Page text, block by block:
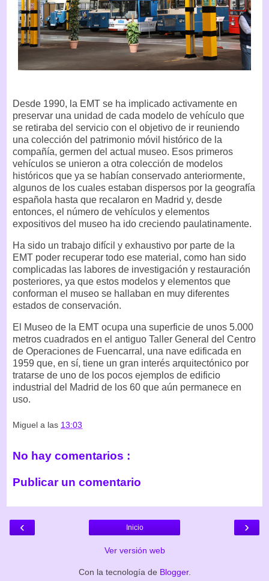
Desde 1990, la EMT se ha implicado activamente en
preservar una unidad de cada modelo de vehículo que
se retiraba del servicio con el objetivo de ir reuniendo
una colección del patrimonio móvil histórico de la
compañía, germen del actual museo. Esos primeros
vehículos se unieron a otra colección de modelos
históricos que ya se habían conservado anteriormente,
algunos de los cuales estaban dispersos por la geografía
española hasta que recalaron en Madrid y, desde
entonces, el número de vehículos y elementos
expositivos del museo ha ido creciendo paulatinamente.
Ha sido un trabajo difícil y exhaustivo por parte de la
EMT poder recuperar todo ese material, como han sido
complicadas las labores de investigación y restauración
posteriores, ya que estos modelos y elementos que
conforman el museo se hallaban en muy diferentes
estados de conservación.
El Museo de la EMT ocupa una superficie de unos 5.000
metros cuadrados en el antiguo Taller General del Centro
de Operaciones de Fuencarral, una nave edificada en
1959 que, en sí, tiene un gran interés arquitectónico por
tratarse de uno de los pocos ejemplos de edificio
industrial del Madrid de los 60 que aún permanece en
uso.
Miguel a las 13:03
No hay comentarios :
Publicar un comentario
‹ ›
Inicio
Ver versión web
Con la tecnología de Blogger.